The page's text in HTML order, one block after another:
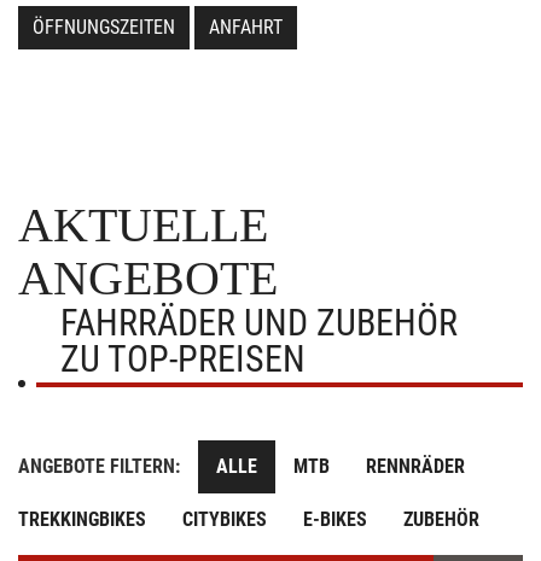
ÖFFNUNGSZEITEN ANFAHRT
AKTUELLE
ANGEBOTE
FAHRRÄDER UND ZUBEHÖR
ZU TOP-PREISEN
ANGEBOTE FILTERN: ALLE MTB RENNRÄDER
TREKKINGBIKES CITYBIKES E-BIKES ZUBEHÖR